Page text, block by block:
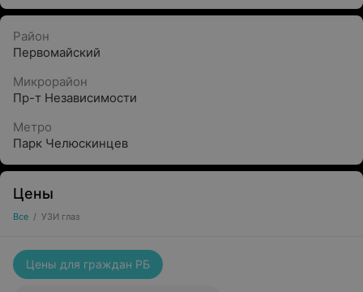
Район
Первомайский
Микрорайон
Пр-т Независимости
Метро
Парк Челюскинцев
Цены
Все / УЗИ глаз
Цены для граждан РБ